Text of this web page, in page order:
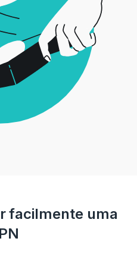
facilmente uma